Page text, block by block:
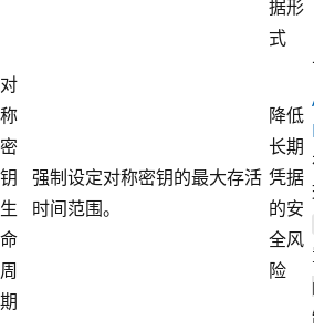
据形
式
对
称
密
钥
生
命
周
期
强制设定对称密钥的最大存活
时间范围。
降低
长期
凭据
的安
全风
险